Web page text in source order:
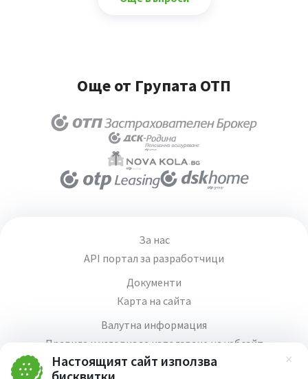
Настоящият сайт използва
Още от Групата ОТП
За нас
API портал за разработчици
Документи
Карта на сайта
Валутна информация
Правила и условия за използване на уебсайт
Медия център